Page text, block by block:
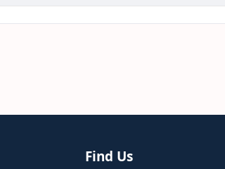
Find Us